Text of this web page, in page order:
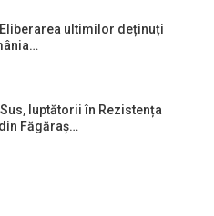
ultimilor deținuți
luptătorii în Rezistența
Făgăraș…